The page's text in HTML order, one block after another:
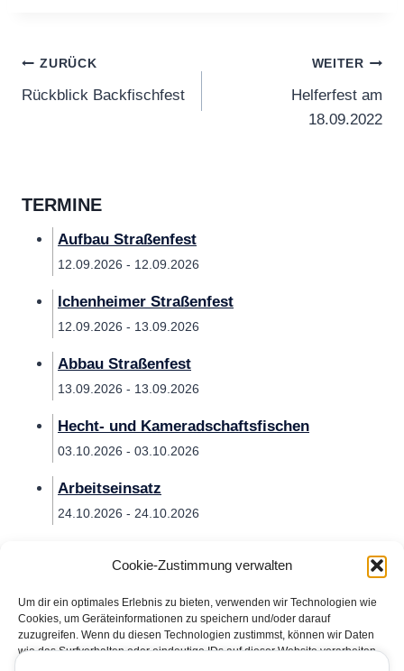
Cookie-Zustimmung verwalten
Um dir ein optimales Erlebnis zu bieten, verwenden wir Technologien wie
Cookies, um Geräteinformationen zu speichern und/oder darauf
zuzugreifen. Wenn du diesen Technologien zustimmst, können wir Daten
wie das Surfverhalten oder eindeutige IDs auf dieser Website verarbeiten.
Beitragsnavigation
ZURÜCK
Rückblick Backfischfest
WEITER
Helferfest am
18.09.2022
TERMINE
Aufbau Straßenfest
12.09.2026 - 12.09.2026
Ichenheimer Straßenfest
12.09.2026 - 13.09.2026
Abbau Straßenfest
13.09.2026 - 13.09.2026
Hecht- und Kameradschaftsfischen
03.10.2026 - 03.10.2026
Arbeitseinsatz
24.10.2026 - 24.10.2026